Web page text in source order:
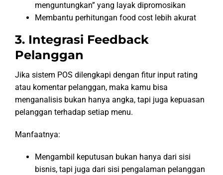
menguntungkan” yang layak dipromosikan
Membantu perhitungan food cost lebih akurat
3. Integrasi Feedback
Pelanggan
Jika sistem POS dilengkapi dengan fitur input rating
atau komentar pelanggan, maka kamu bisa
menganalisis bukan hanya angka, tapi juga kepuasan
pelanggan terhadap setiap menu.
Manfaatnya:
Mengambil keputusan bukan hanya dari sisi
bisnis, tapi juga dari sisi pengalaman pelanggan